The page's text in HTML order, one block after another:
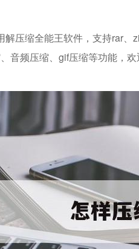
解压缩全能王软件，支持rar
音频压缩、gif压缩等功能，欢